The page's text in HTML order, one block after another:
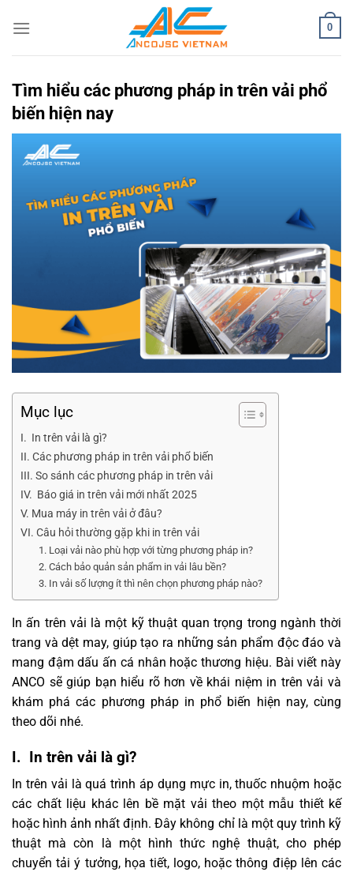
qua
0
Tìm hiểu các phương pháp in trên vải phổ
biến hiện nay
Mục lục
I. In trên vải là gì?
II. Các phương pháp in trên vải phổ biến
III. So sánh các phương pháp in trên vải
IV. Báo giá in trên vải mới nhất 2025
V. Mua máy in trên vải ở đâu?
VI. Câu hỏi thường gặp khi in trên vải
1. Loại vải nào phù hợp với từng phương pháp in?
2. Cách bảo quản sản phẩm in vải lâu bền?
3. In vải số lượng ít thì nên chọn phương pháp nào?
In ấn trên vải là một kỹ thuật quan trọng trong ngành thời
trang và dệt may, giúp tạo ra những sản phẩm độc đáo và
mang đậm dấu ấn cá nhân hoặc thương hiệu. Bài viết này
ANCO sẽ giúp bạn hiểu rõ hơn về khái niệm in trên vải và
khám phá các phương pháp in phổ biến hiện nay, cùng
theo dõi nhé.
I. In trên vải là gì?
In trên vải là quá trình áp dụng mực in, thuốc nhuộm hoặc
các chất liệu khác lên bề mặt vải theo một mẫu thiết kế
hoặc hình ảnh nhất định. Đây không chỉ là một quy trình kỹ
thuật mà còn là một hình thức nghệ thuật, cho phép
chuyển tải ý tưởng, họa tiết, logo, hoặc thông điệp lên các